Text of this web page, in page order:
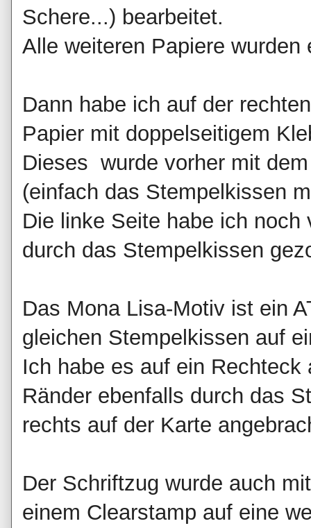
Schere...) bearbeitet.
Alle weiteren Papiere
Dann habe ich auf der
Papier mit doppelseitigem
Dieses wurde vorher mit
(einfach das Stempelkissen
Die linke Seite habe ich
durch das Stempelkissen
Das Mona Lisa-Motiv ist ein
gleichen Stempelkissen auf
Ich habe es auf ein
Ränder ebenfalls durch das
rechts auf der Karte
Der Schriftzug wurde auch
einem Clearstamp auf eine